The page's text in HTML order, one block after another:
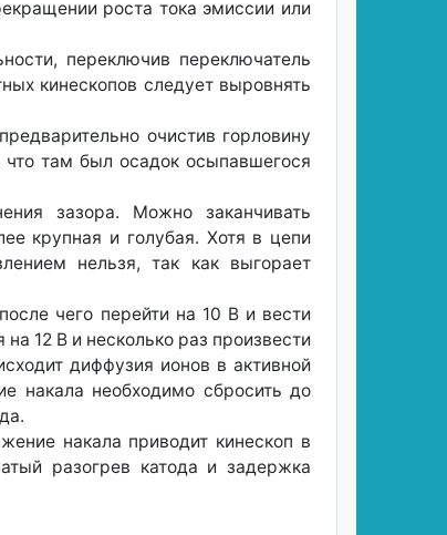
роста тока эмиссии или
переключив переключатель
кинескопов следует выровнять
очистив горловину
там был осадок осыпавшегося
зазора. Можно заканчивать
крупная и голубая. Хотя в цепи
нельзя, так как выгорает
чего перейти на 10 В и вести
12 В и несколько раз произвести
диффузия ионов в активной
накала необходимо сбросить до
накала приводит кинескоп в
разогрев катода и задержка